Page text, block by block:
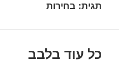
תגית: בחירות
כל עוד בלבב